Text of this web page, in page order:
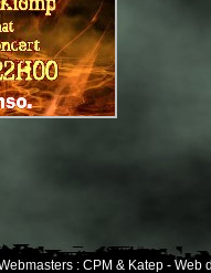
: CPM & Katep - Web